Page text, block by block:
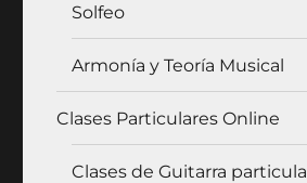
Solfeo
Armonía y Teoría Musical
Clases Particulares Online
Clases de Guitarra